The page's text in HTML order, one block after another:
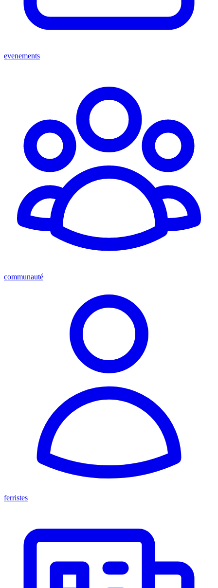
evenements
communauté
ferristes